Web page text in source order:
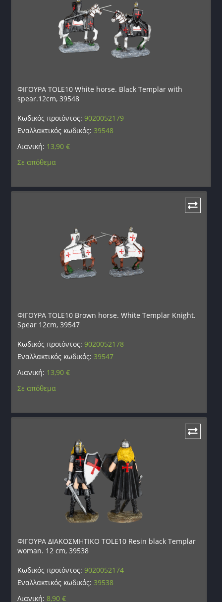
ΦΙΓΟΥΡΑ TOLE10 White horse. Black Templar with
spear.12cm, 39548
Κωδικός προϊόντος:9020052179
Εναλλακτικός κωδικός: 39548
Λιανική: 13,90€
Σε απόθεμα
ΦΙΓΟΥΡΑ TOLE10 Brown horse. White Templar Knight.
Spear 12cm, 39547
Κωδικός προϊόντος:9020052178
Εναλλακτικός κωδικός: 39547
Λιανική: 13,90€
Σε απόθεμα
ΦΙΓΟΥΡΑ ΔΙΑΚΟΣΜΗΤΙΚΟ TOLE10 Resin black Templar
woman. 12 cm, 39538
Κωδικός προϊόντος:9020052174
Εναλλακτικός κωδικός: 39538
Λιανική:8,90€